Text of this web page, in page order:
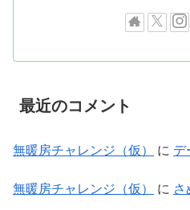
最近のコメント
無暖房チャレンジ（仮） に デ
無暖房チャレンジ（仮） に さ